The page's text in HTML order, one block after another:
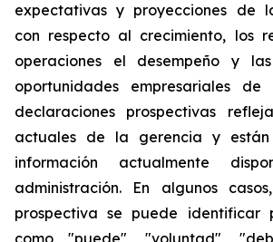
expectativas y proyecciones de
con respecto al crecimiento, los
operaciones el desempeño y
oportunidades empresariales de
declaraciones prospectivas
actuales de la gerencia y
información actualmente
administración. En algunos
prospectiva se puede identificar
como "puede", "voluntad",